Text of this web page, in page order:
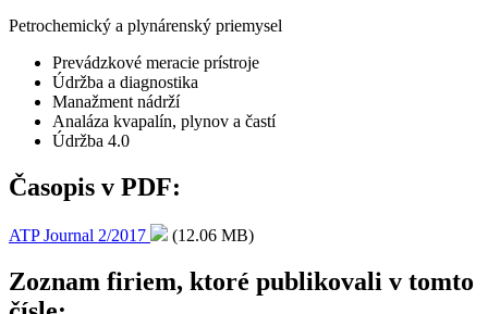
Petrochemický a plynárenský priemysel
Prevádzkové meracie prístroje
Údržba a diagnostika
Manažment nádrží
Analáza kvapalín, plynov a častí
Údržba 4.0
Časopis v PDF:
ATP Journal 2/2017 (12.06 MB)
Zoznam firiem, ktoré publikovali v tomto